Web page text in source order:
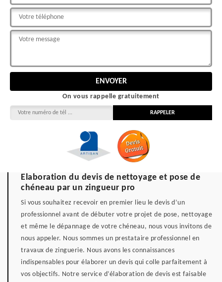
On vous rappelle gratuitement
Elaboration du devis de nettoyage et pose de
chéneau par un zingueur pro
Si vous souhaitez recevoir en premier lieu le devis d’un
professionnel avant de débuter votre projet de pose, nettoyage
et même le dépannage de votre chéneau, nous vous invitons de
nous appeler. Nous sommes un prestataire professionnel en
travaux de zinguerie. Nous avons les connaissances
indispensables pour élaborer un devis qui colle parfaitement à
vos objectifs. Notre service d’élaboration de devis est faisable